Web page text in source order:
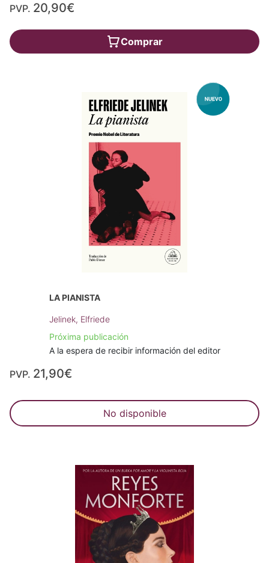
PVP. 20,90€
Comprar
LA PIANISTA
Jelinek, Elfriede
Próxima publicación
A la espera de recibir información del editor
PVP. 21,90€
No disponible